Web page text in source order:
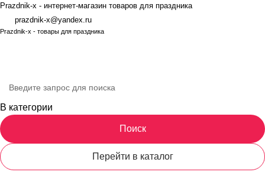
Prazdnik-x - интернет-магазин товаров для праздника
prazdnik-x@yandex.ru
Prazdnik-x - товары для праздника
В категории
Поиск
Перейти в каталог